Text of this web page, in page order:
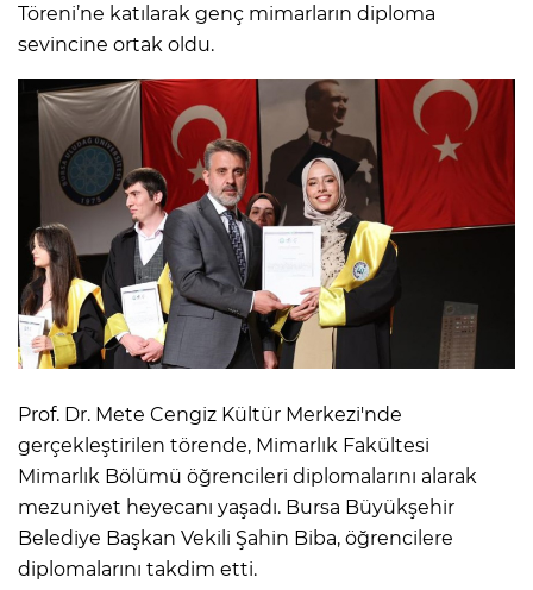
Töreni’ne katılarak genç mimarların diploma
sevincine ortak oldu.
Prof. Dr. Mete Cengiz Kültür Merkezi'nde
gerçekleştirilen törende, Mimarlık Fakültesi
Mimarlık Bölümü öğrencileri diplomalarını alarak
mezuniyet heyecanı yaşadı. Bursa Büyükşehir
Belediye Başkan Vekili Şahin Biba, öğrencilere
diplomalarını takdim etti.